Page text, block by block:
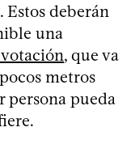
Estos deberán
una
, que va
metros
persona pueda